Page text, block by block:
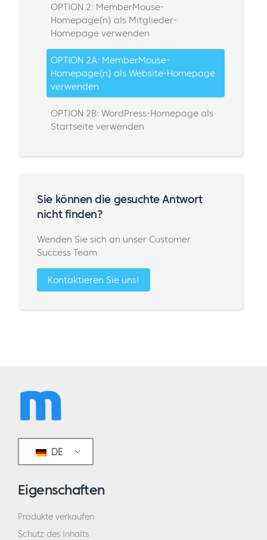
OPTION 2: MemberMouse-
Homepage(n) als Mitglieder-
Homepage verwenden
OPTION 2A: MemberMouse-
Homepage(n) als Website-Homepage
verwenden
OPTION 2B: WordPress-Homepage als
Startseite verwenden
Sie können die gesuchte Antwort
nicht finden?
Wenden Sie sich an unser Customer
Success Team
Kontaktieren Sie uns!
DE
Eigenschaften
Produkte verkaufen
Schutz des Inhalts